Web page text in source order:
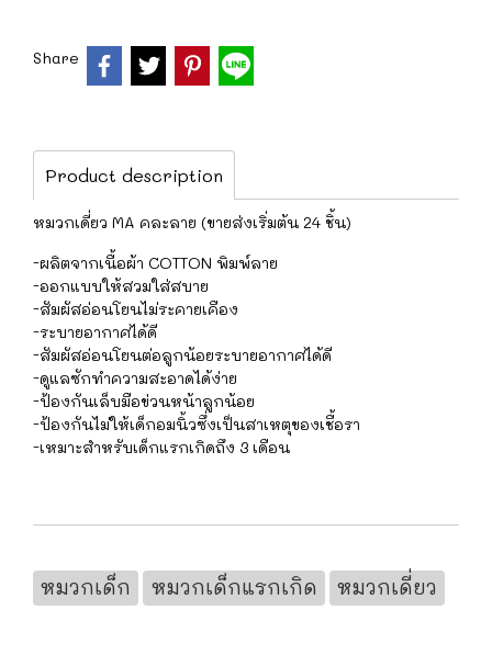
Share
Product description
หมวกเดี่ยว MA คละลาย (ขายส่งเริ่มต้น 24 ชิ้น)
-ผลิตจากเนื้อผ้า COTTON พิมพ์ลาย
-ออกแบบให้สวมใส่สบาย
-สัมผัสอ่อนโยนไม่ระคายเคือง
-ระบายอากาศได้ดี
-สัมผัสอ่อนโยนต่อลูกน้อยระบายอากาศได้ดี
-ดูแลซักทำความสะอาดได้ง่าย
-ป้องกันเล็บมือข่วนหน้าลูกน้อย
-ป้องกันไม่ให้เด็กอมนิ้วซึ่งเป็นสาเหตุของเชื้อรา
-เหมาะสำหรับเด็กแรกเกิดถึง 3 เดือน
หมวกเด็ก หมวกเด็กแรกเกิด หมวกเดี่ยว